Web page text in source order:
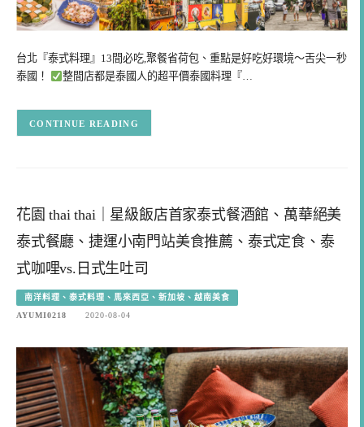
台北『泰式料理』13間必吃,聚餐省荷包、重點是好吃好環境～舌尖一秒
泰國！
整間店都是泰國人的超平價泰國料理『…
CONTINUE READING
花園 thai thai｜星級飯店首家泰式餐酒館、萬華絕美
泰式餐廳、捷運小南門站美食推薦、泰式定食、泰
式咖哩vs.日式生吐司
南洋料理、泰式料理、馬來西亞、新加坡、越南美食
AYUMI0218
2020-08-04